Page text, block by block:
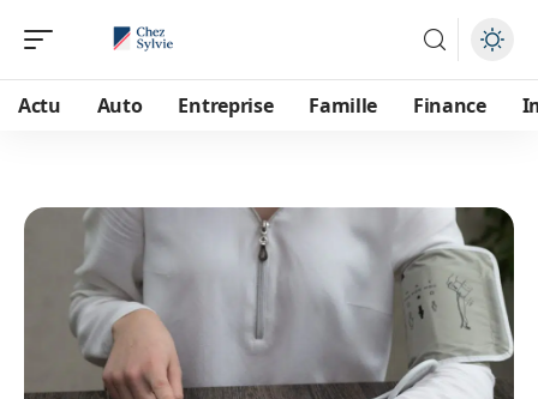
Actu Auto Entreprise Famille Finance